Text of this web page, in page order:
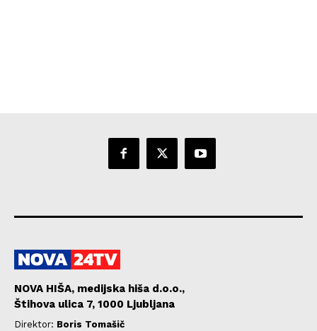
NOVA HIŠA, medijska hiša d.o.o.,
Štihova ulica 7, 1000 Ljubljana
Direktor: Boris Tomašič